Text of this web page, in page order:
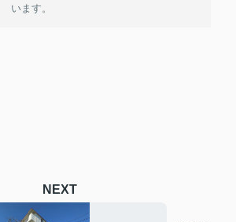
います。
NEXT